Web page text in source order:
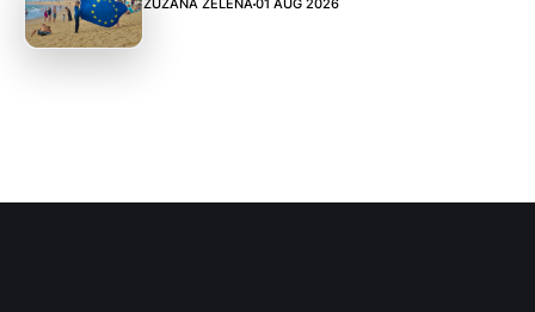
ZUZANA ZELENÁ01 AUG 2026